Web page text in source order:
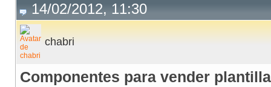
14/02/2012, 11:30
chabri
Componentes para vender